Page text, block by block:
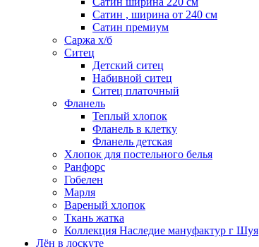
Сатин , ширина от 240 см
Сатин премиум
Саржа х/б
Ситец
Детский ситец
Набивной ситец
Ситец платочный
Фланель
Теплый хлопок
Фланель в клетку
Фланель детская
Хлопок для постельного белья
Ранфорс
Гобелен
Марля
Вареный хлопок
Ткань жатка
Коллекция Наследие мануфактур г Шуя
Лён в лоскуте